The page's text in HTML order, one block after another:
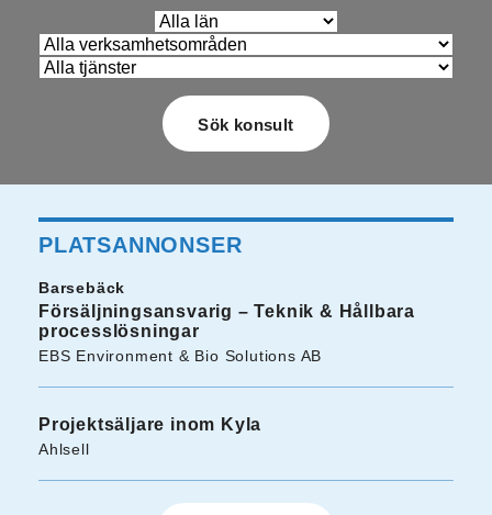
PLATSANNONSER
Barsebäck
Försäljningsansvarig – Teknik & Hållbara
processlösningar
EBS Environment & Bio Solutions AB
Projektsäljare inom Kyla
Ahlsell